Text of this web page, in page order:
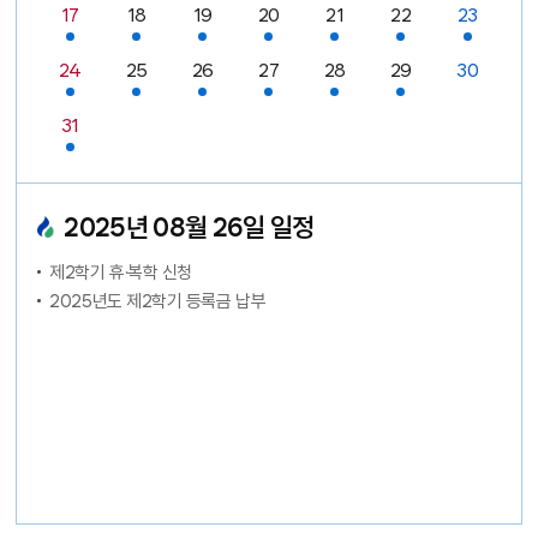
17 18 19 20 21 22 23
24 25 26 27 28 29 30
31
2025년 08월 26일 일정
제2학기 휴·복학 신청
2025년도 제2학기 등록금 납부